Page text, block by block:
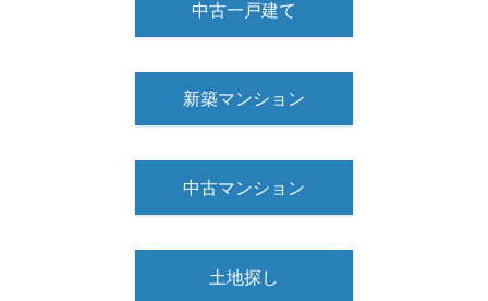
中古一戸建て
新築マンション
中古マンション
土地探し